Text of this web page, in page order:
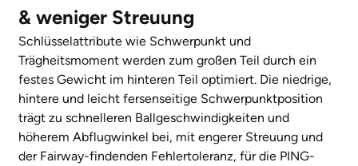
& weniger Streuung
Schlüsselattribute wie Schwerpunkt und
Trägheitsmoment werden zum großen Teil durch ein
festes Gewicht im hinteren Teil optimiert. Die niedrige,
hintere und leicht fersenseitige Schwerpunktposition
trägt zu schnelleren Ballgeschwindigkeiten und
höherem Abflugwinkel bei, mit engerer Streuung und
der Fairway-findenden Fehlertoleranz, für die PING-